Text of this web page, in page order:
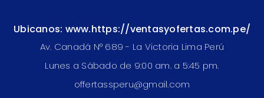
Ubicanos: www.https://ventasyofertas.com.pe/
Av. Canadá N° 689 - La Victoria Lima Perú
Lunes a Sábado de 9:00 am. a 5:45 pm.
offertassperu@gmail.com